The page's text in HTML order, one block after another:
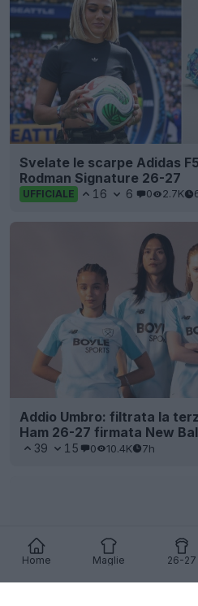
Home Maglie 26-27
Svelate le scarpe Adidas
Rodman Signature 26-27
UFFICIALE 16 6 0 2.7K
Addio Umbro: filtrata la
Ham 26-27 firmata New
39 15 0 10.4K 7h